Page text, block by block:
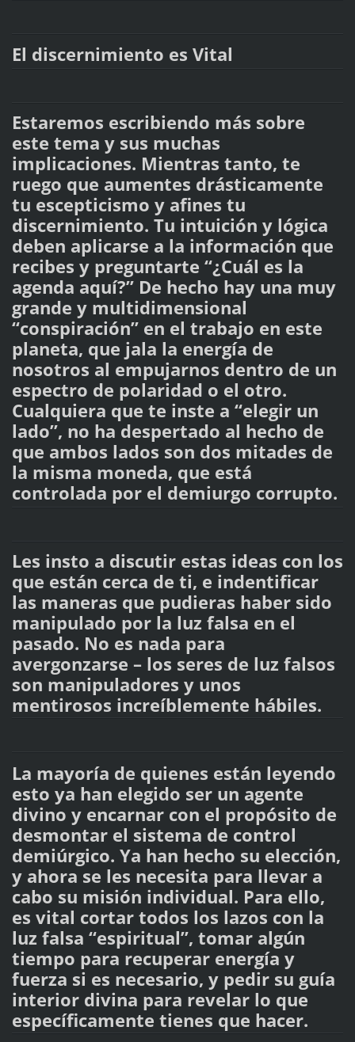
El discernimiento es Vital
Estaremos escribiendo más sobre
este tema y sus muchas
implicaciones. Mientras tanto, te
ruego que aumentes drásticamente
tu escepticismo y afines tu
discernimiento. Tu intuición y lógica
deben aplicarse a la información que
recibes y preguntarte “¿Cuál es la
agenda aquí?” De hecho hay una muy
grande y multidimensional
“conspiración” en el trabajo en este
planeta, que jala la energía de
nosotros al empujarnos dentro de un
espectro de polaridad o el otro.
Cualquiera que te inste a “elegir un
lado”, no ha despertado al hecho de
que ambos lados son dos mitades de
la misma moneda, que está
controlada por el demiurgo corrupto.
Les insto a discutir estas ideas con los
que están cerca de ti, e indentificar
las maneras que pudieras haber sido
manipulado por la luz falsa en el
pasado. No es nada para
avergonzarse – los seres de luz falsos
son manipuladores y unos
mentirosos increíblemente hábiles.
La mayoría de quienes están leyendo
esto ya han elegido ser un agente
divino y encarnar con el propósito de
desmontar el sistema de control
demiúrgico. Ya han hecho su elección,
y ahora se les necesita para llevar a
cabo su misión individual. Para ello,
es vital cortar todos los lazos con la
luz falsa “espiritual”, tomar algún
tiempo para recuperar energía y
fuerza si es necesario, y pedir su guía
interior divina para revelar lo que
específicamente tienes que hacer.